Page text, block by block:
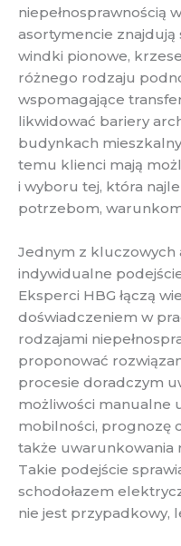
niepełnosprawnością
asortymencie znajdują
windki pionowe,
różnego rodzaju
wspomagające
likwidować bariery
budynkach
temu klienci mają
i wyboru tej, która
potrzebom,
Jednym z kluczowych
indywidualne
Eksperci HBG łączą
doświadczeniem w
rodzajami
proponować
procesie doradczym
możliwości manualne
mobilności, prognozę
także uwarunkowania
Takie podejście
schodołazem
nie jest przypadkowy,